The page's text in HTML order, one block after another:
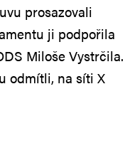
prosazovali
ji podpořila
Miloše Vystrčila.
odmítli, na síti X